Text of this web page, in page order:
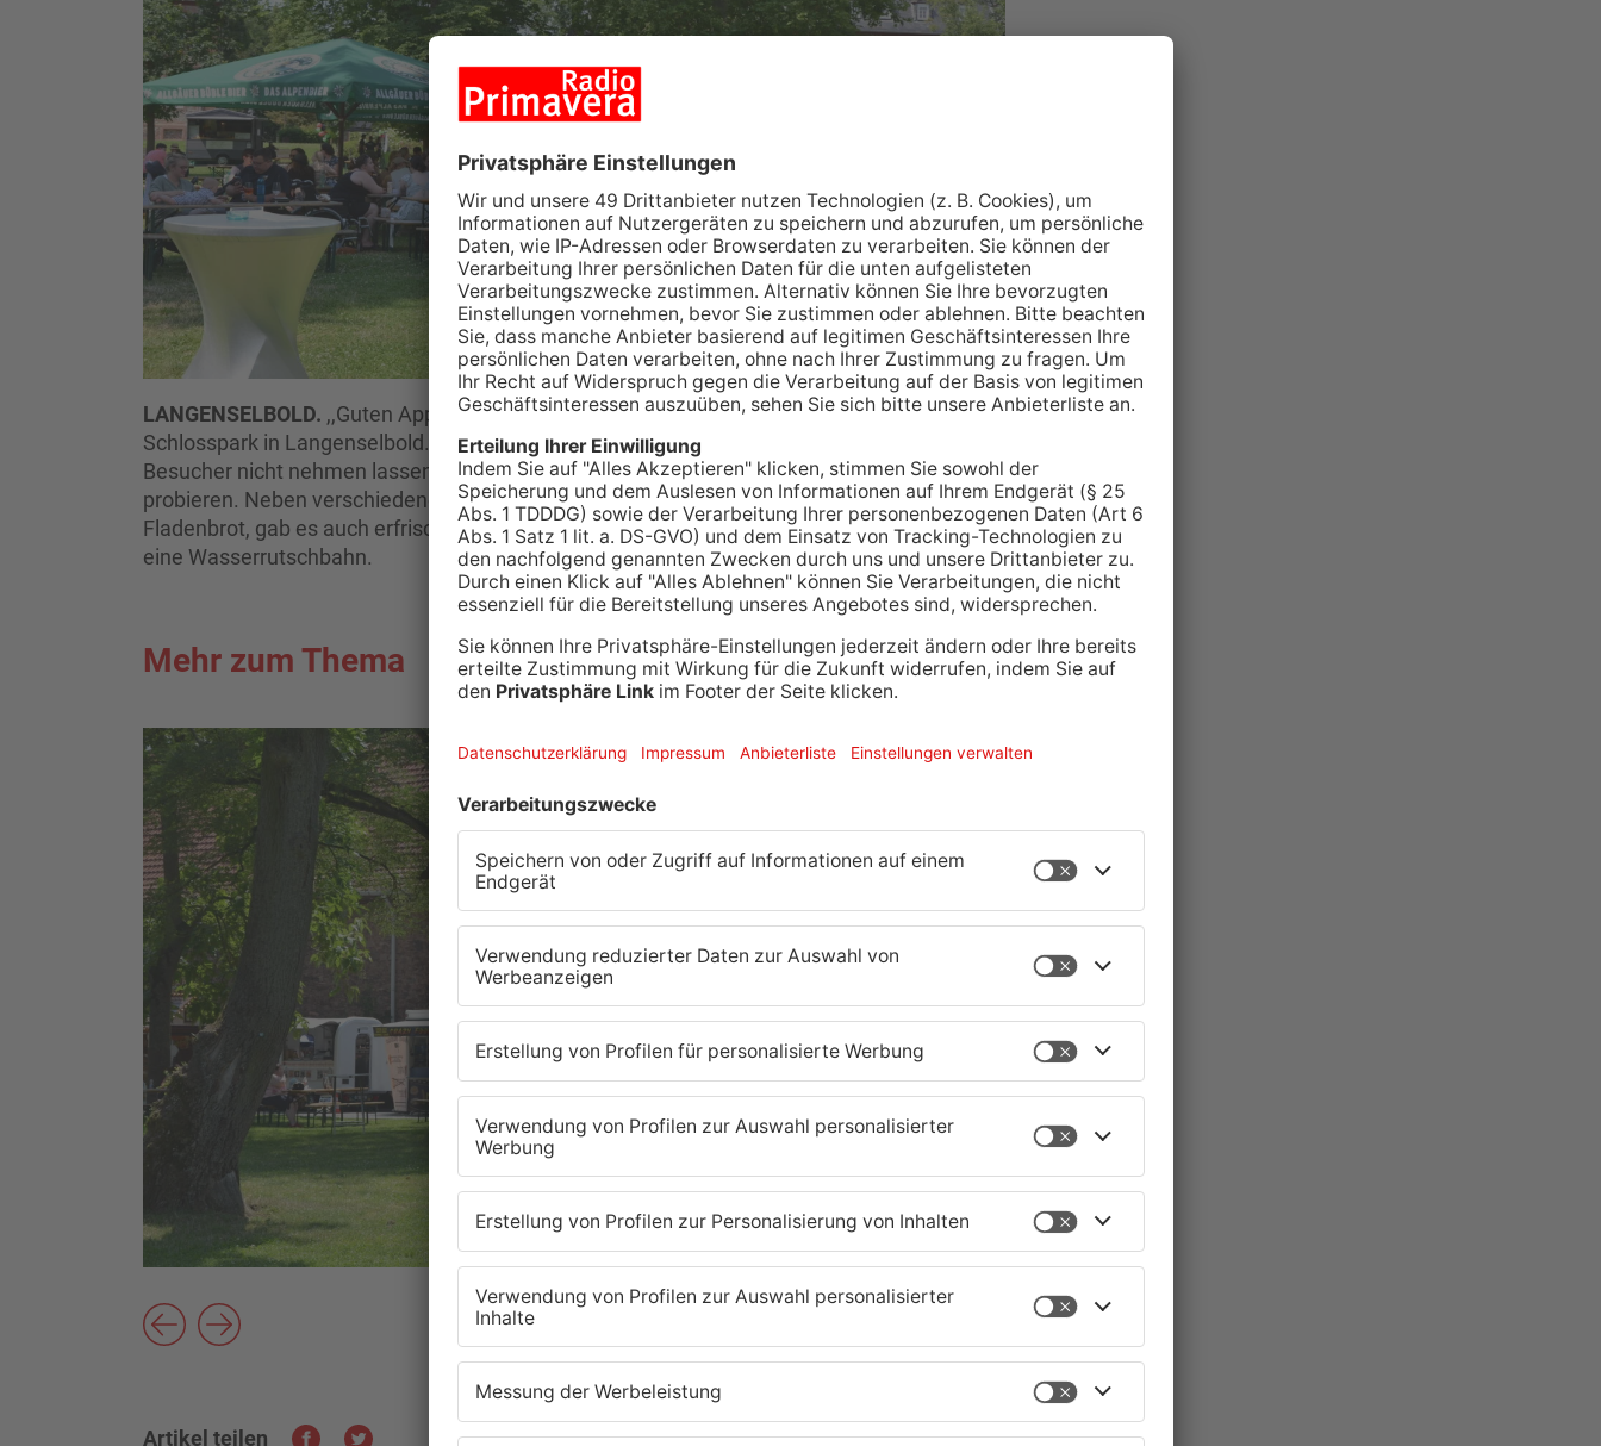
LANGENSELBOLD. ,,Guten Appetit" heißt es dieses Wochenende im historischen
Schlosspark in Langenselbold. Am Nachmittag haben es sich besonders hitzeresistente
Besucher nicht nehmen lassen, von der großen Auswahl an Spezialitäten aus aller Welt zu
probieren. Neben verschiedenen Burgern, Langosch und orientalischem Hummus mit
Fladenbrot, gab es auch erfrischende Drinks und für die kleinen Besucher Hüpfburgen und
eine Wasserrutschbahn.
Mehr zum Thema
Artikel teilen